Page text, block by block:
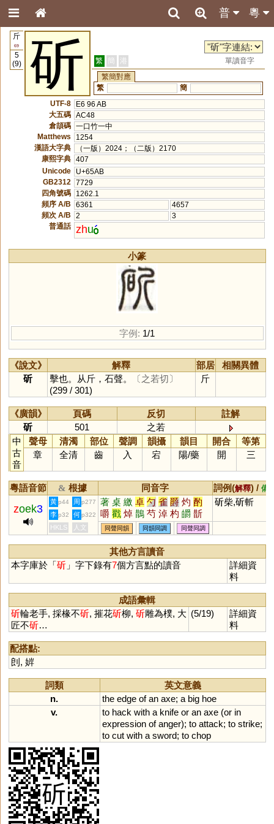
粵
普
斤
69
5
(9)
斫 繁 簡 港
單讀音字
繁簡對應
繁
簡
UTF-8
E6 96 AB
大五碼 AC48
倉頡碼 一口竹一中
Matthews
1254
漢語大字典
（一版）2024；（二版）2170
康熙字典 407
Unicode
U+65AB
GB2312
7729
四角號碼
1262.1
頻序 A/B
6361
4657
頻次 A/B
2
3
普通話 zhu
小篆
字例: 1/1
《說文》 解釋 部居
相關異體
斫
擊也。从斤，石聲。
〔之若切〕
(299 / 301)
斤
《廣韻》 頁碼 反切
註解
斫
501
之若
中
古
音
聲母 清濁 部位 聲調 韻攝 韻目 開合
等第
章
全清 齒 入 宕 陽/藥 開 三
粵語音節 & 根據 同音字 詞例(解釋) / 備
zoek3
黃 p44 周 p277 著 桌 繳 卓 勺 雀 爵 灼 酌
嚼 戳 焯 鵲 芍 淖 杓 皭 斮
倬 妁 斲 爝 穱 彴 櫡 禚 圴
汋 斀 棹 謶
斫柴,斫斬
李 p32 何 p322
HKLS 人文 同聲同韻 同韻同調 同聲同調
其他方言讀音
本字庫於「斫」字下錄有7個方言點的讀音
詳細資
料
成語彙輯
斫輪老手, 採椽不斫, 摧花斫柳, 斫雕為樸, 大
匠不斫…
(5/19)
詳細資
料
配搭點:
剆 , 婩
詞類
英文意義
n.
the edge of an axe; a big hoe
v.
to hack with a knife or an axe(or in
expression of anger); to attack; to strike;
to cut with a sword; to chop